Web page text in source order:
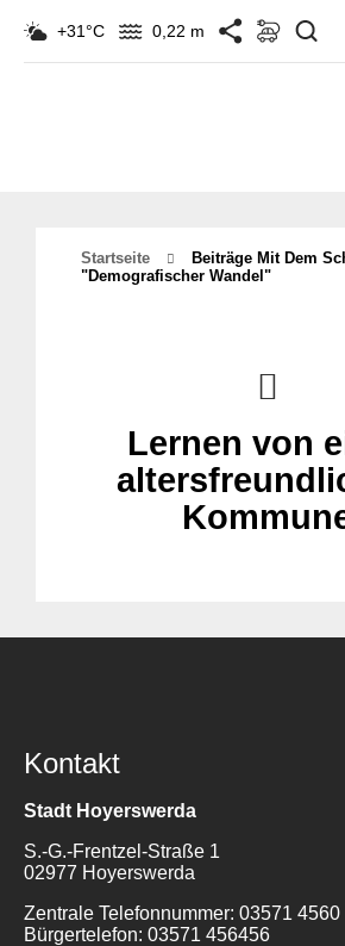
+31°C 0,22 m
Startseite
Beiträge Mit Dem
"demografischer Wandel"
Lernen von
Kontakt
Stadt Hoyerswerda
S.-G.-Frentzel-Straße 1
02977 Hoyerswerda
Zentrale Telefonnummer: 03571 4560
Bürgertelefon: 03571 456456